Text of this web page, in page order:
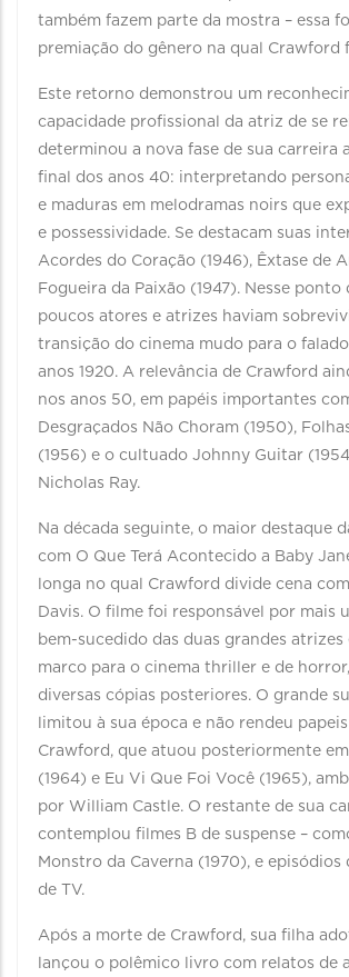
também fazem parte da mostra – essa
premiação do gênero na qual Crawford
Este retorno demonstrou um
capacidade profissional da atriz de se
determinou a nova fase de sua carreira
final dos anos 40: interpretando
e maduras em melodramas noirs que
e possessividade. Se destacam suas
Acordes do Coração (1946), Êxtase de
Fogueira da Paixão (1947). Nesse
poucos atores e atrizes haviam
transição do cinema mudo para o
anos 1920. A relevância de Crawford
nos anos 50, em papéis importantes
Desgraçados Não Choram (1950),
(1956) e o cultuado Johnny Guitar
Nicholas Ray.
Na década seguinte, o maior destaque
com O Que Terá Acontecido a Baby
longa no qual Crawford divide cena
Davis. O filme foi responsável por mais
bem-sucedido das duas grandes atrizes
marco para o cinema thriller e de
diversas cópias posteriores. O grande
limitou à sua época e não rendeu
Crawford, que atuou posteriormente
(1964) e Eu Vi Que Foi Você (1965),
por William Castle. O restante de sua
contemplou filmes B de suspense –
Monstro da Caverna (1970), e episódios
de TV.
Após a morte de Crawford, sua filha
lançou o polêmico livro com relatos de